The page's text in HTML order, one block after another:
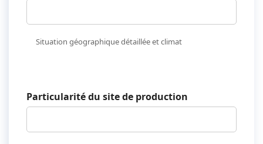
Situation géographique détaillée et climat
Particularité du site de production